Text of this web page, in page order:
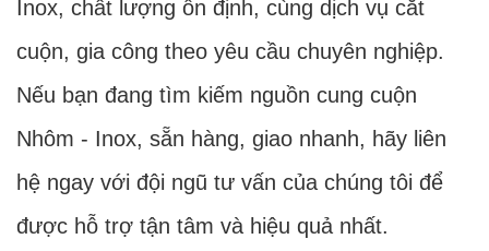
Inox, chất lượng ổn định, cùng dịch vụ cắt
cuộn, gia công theo yêu cầu chuyên nghiệp.
Nếu bạn đang tìm kiếm nguồn cung cuộn
Nhôm - Inox, sẵn hàng, giao nhanh, hãy liên
hệ ngay với đội ngũ tư vấn của chúng tôi để
được hỗ trợ tận tâm và hiệu quả nhất.